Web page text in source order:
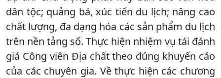
dân tộc; quảng bá, xúc tiến du lịch; nâng cao
chất lượng, đa dạng hóa các sản phẩm du lịch
trên nền tảng số. Thực hiện nhiệm vụ tái đánh
giá Công viên Địa chất theo đúng khuyến cáo
của các chuyên gia. Về thực hiện các chương